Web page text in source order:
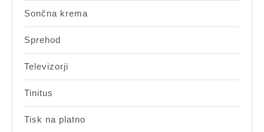
Sončna krema
Sprehod
Televizorji
Tinitus
Tisk na platno